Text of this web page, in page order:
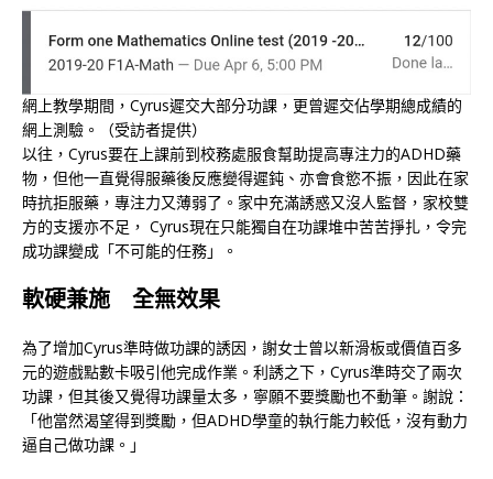
網上教學期間，Cyrus遲交大部分功課，更曾遲交佔學期總成績的
網上測驗。（受訪者提供）
以往，Cyrus要在上課前到校務處服食幫助提高專注力的ADHD藥
物，但他一直覺得服藥後反應變得遲鈍、亦會食慾不振，因此在家
時抗拒服藥，專注力又薄弱了。家中充滿誘惑又沒人監督，家校雙
方的支援亦不足， Cyrus現在只能獨自在功課堆中苦苦掙扎，令完
成功課變成「不可能的任務」。
軟硬兼施 全無效果
為了增加Cyrus準時做功課的誘因，謝女士曾以新滑板或價值百多
元的遊戲點數卡吸引他完成作業。利誘之下，Cyrus準時交了兩次
功課，但其後又覺得功課量太多，寧願不要獎勵也不動筆。謝說：
「他當然渴望得到獎勵，但ADHD學童的執行能力較低，沒有動力
逼自己做功課。」